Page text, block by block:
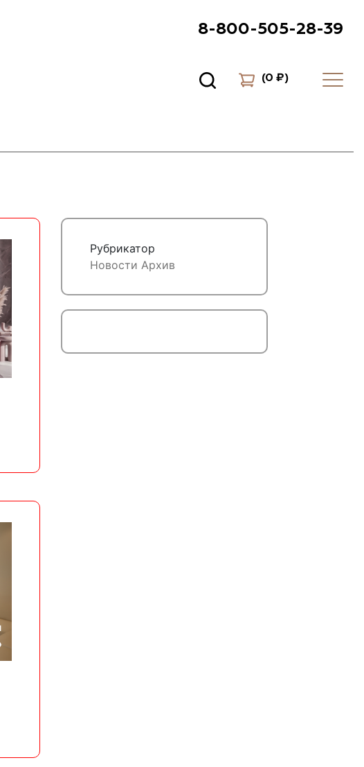
8-800-505-28-39
(0 ₽)
Рубрикатор
Новости Архив